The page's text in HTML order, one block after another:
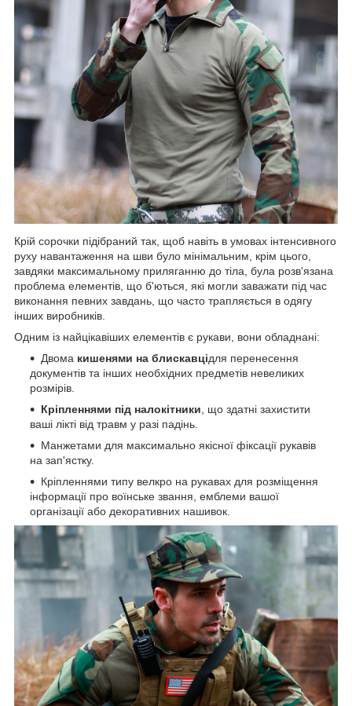
Крій сорочки підібраний так, щоб навіть в умовах інтенсивного
руху навантаження на шви було мінімальним, крім цього,
завдяки максимальному приляганню до тіла, була розв'язана
проблема елементів, що б'ються, які могли заважати під час
виконання певних завдань, що часто трапляється в одягу
інших виробників.
Одним із найцікавіших елементів є рукави, вони обладнані:
Двома кишенями на блискавцідля перенесення
документів та інших необхідних предметів невеликих
розмірів.
Кріпленнями під налокітники , що здатні захистити
ваші лікті від травм у разі падінь.
Манжетами для максимально якісної фіксації рукавів
на зап'ястку.
Кріпленнями типу велкро на рукавах для розміщення
інформації про воїнське звання, емблеми вашої
організації або декоративних нашивок.